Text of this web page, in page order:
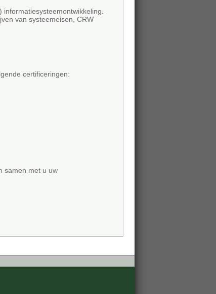
van systeemeisen, CRW
certificeringen:
samen met u uw